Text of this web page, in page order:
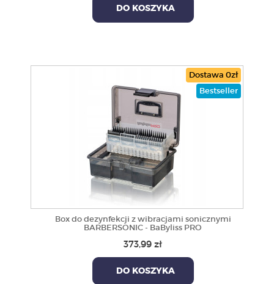
DO KOSZYKA
Dostawa 0zł
Bestseller
Box do dezynfekcji z wibracjami sonicznymi
BARBERSONIC - BaByliss PRO
373,99 zł
DO KOSZYKA